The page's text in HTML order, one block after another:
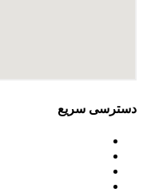
دسترسی سریع